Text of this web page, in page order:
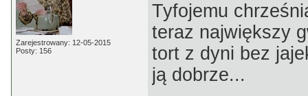
Zarejestrowany: 12-05-2015
Posty: 156
Tyfojemu
teraz największy
tort z dyni bez
ją dobrze...